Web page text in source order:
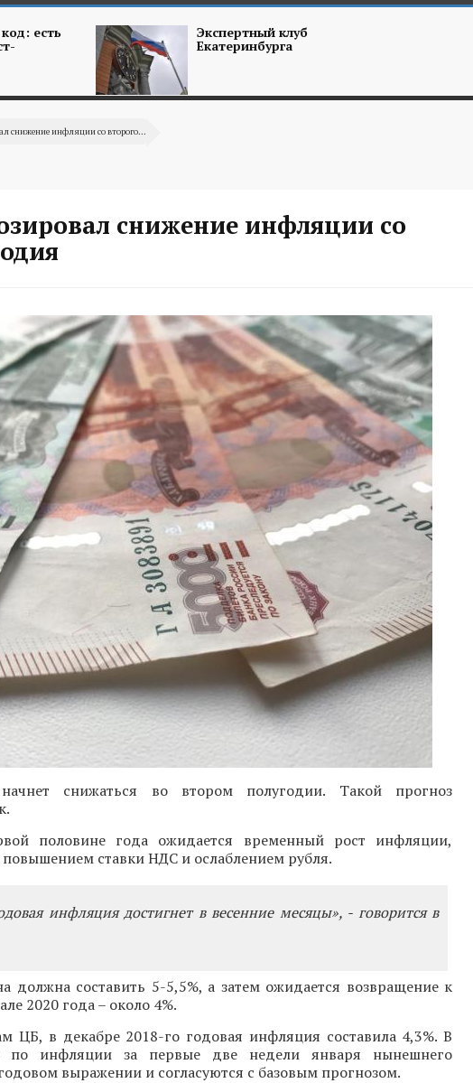
есть Экспертный клуб
Екатеринбурга
снижение инфляции со второго...
снижение инфляции со
снижаться во втором полугодии. Такой прогноз
половине года ожидается временный рост инфляции,
ставки НДС и ослаблением рубля.
инфляция достигнет в весенние месяцы», - говорится в
должна составить 5-5,5%, а затем ожидается возвращение к
2020 года – около 4%.
ЦБ, в декабре 2018-го годовая инфляция составила 4,3%. В
по инфляции за первые две недели января нынешнего
выражении и согласуются с базовым прогнозом.